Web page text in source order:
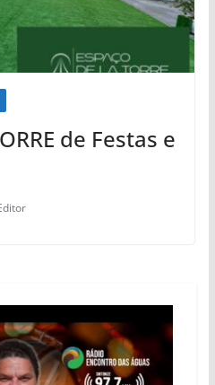
de Festas e